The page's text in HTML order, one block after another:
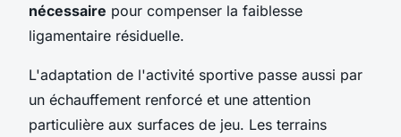
nécessaire pour compenser la faiblesse
ligamentaire résiduelle.
L'adaptation de l'activité sportive passe aussi par
un échauffement renforcé et une attention
particulière aux surfaces de jeu. Les terrains